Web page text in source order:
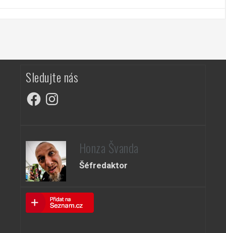
Sledujte nás
FacebookInstagram
Honza Švanda
Šéfredaktor